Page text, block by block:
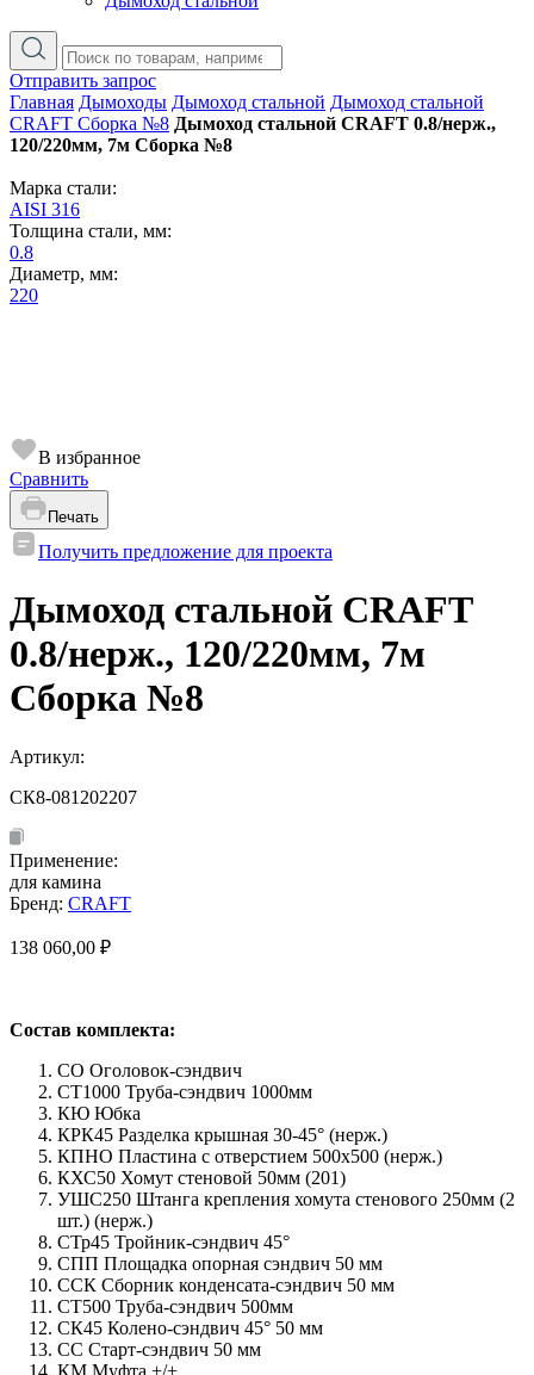
Отправить запрос
Главная Дымоходы Дымоход стальной Дымоход стальной
CRAFT Сборка №8 Дымоход стальной CRAFT 0.8/нерж.,
120/220мм, 7м Сборка №8
Марка стали:
AISI 316
Толщина стали, мм:
0.8
Диаметр, мм:
220
В избранное
Сравнить
Печать
Получить предложение для проекта
Дымоход стальной CRAFT
0.8/нерж., 120/220мм, 7м
Сборка №8
Артикул:
СК8-081202207
Применение:
для камина
Бренд: CRAFT
138 060,00 ₽
Состав комплекта:
СО Оголовок-сэндвич
СТ1000 Труба-сэндвич 1000мм
КЮ Юбка
КРК45 Разделка крышная 30-45° (нерж.)
КПНО Пластина с отверстием 500х500 (нерж.)
КХС50 Хомут стеновой 50мм (201)
УШС250 Штанга крепления хомута стенового 250мм (2
шт.) (нерж.)
СТр45 Тройник-сэндвич 45°
СПП Площадка опорная сэндвич 50 мм
ССК Сборник конденсата-сэндвич 50 мм
СТ500 Труба-сэндвич 500мм
СК45 Колено-сэндвич 45° 50 мм
СС Старт-сэндвич 50 мм
КМ Муфта +/+